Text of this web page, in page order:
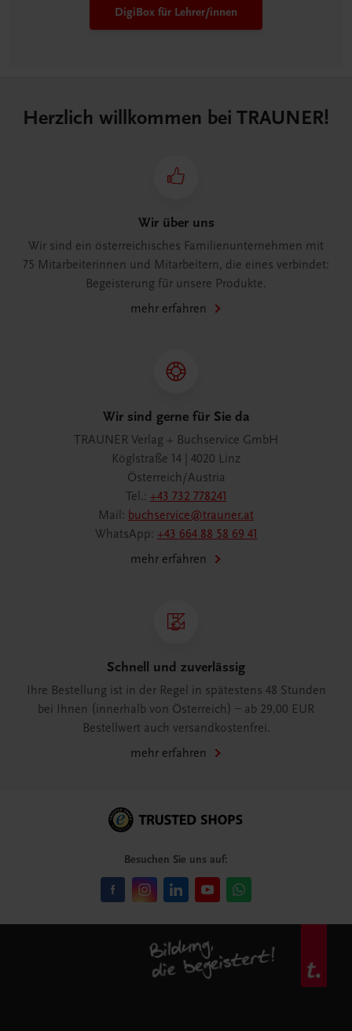
DigiBox für Lehrer/innen
Herzlich willkommen bei TRAUNER!
Wir über uns
Wir sind ein österreichisches Familienunternehmen mit
75 Mitarbeiterinnen und Mitarbeitern, die eines verbindet:
Begeisterung für unsere Produkte.
mehr erfahren
Wir sind gerne für Sie da
TRAUNER Verlag + Buchservice GmbH
Köglstraße 14 | 4020 Linz
Österreich/Austria
Tel.: +43 732 778241
Mail: buchservice@trauner.at
WhatsApp: +43 664 88 58 69 41
mehr erfahren
Schnell und zuverlässig
Ihre Bestellung ist in der Regel in spätestens 48 Stunden
bei Ihnen (innerhalb von Österreich) – ab 29,00 EUR
Bestellwert auch versandkostenfrei.
mehr erfahren
Besuchen Sie uns auf: